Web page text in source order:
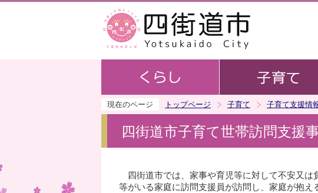
現在のページ トップページ 子育て 子育て支援情
四街道市子育て世帯訪問支援
四街道市では、家事や育児等に対して不安又は
等がいる家庭に訪問支援員が訪問し、家庭が抱